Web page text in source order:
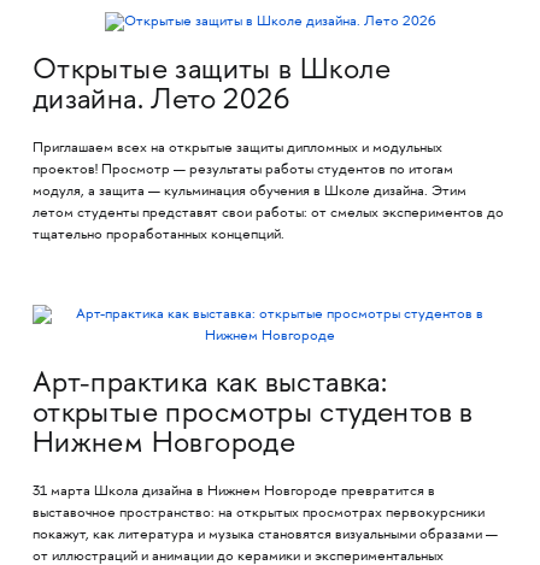
Открытые защиты в Школе
дизайна. Лето 2026
Приглашаем всех на открытые защиты дипломных и модульных
проектов! Просмотр — результаты работы студентов по итогам
модуля, а защита — кульминация обучения в Школе дизайна. Этим
летом студенты представят свои работы: от смелых экспериментов до
тщательно проработанных концепций.
Арт-практика как выставка:
открытые просмотры студентов в
Нижнем Новгороде
31 марта Школа дизайна в Нижнем Новгороде превратится в
выставочное пространство: на открытых просмотрах первокурсники
покажут, как литература и музыка становятся визуальными образами —
от иллюстраций и анимации до керамики и экспериментальных